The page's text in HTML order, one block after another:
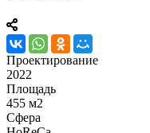
Проектирование
2022
Площадь
455 м2
Сфера